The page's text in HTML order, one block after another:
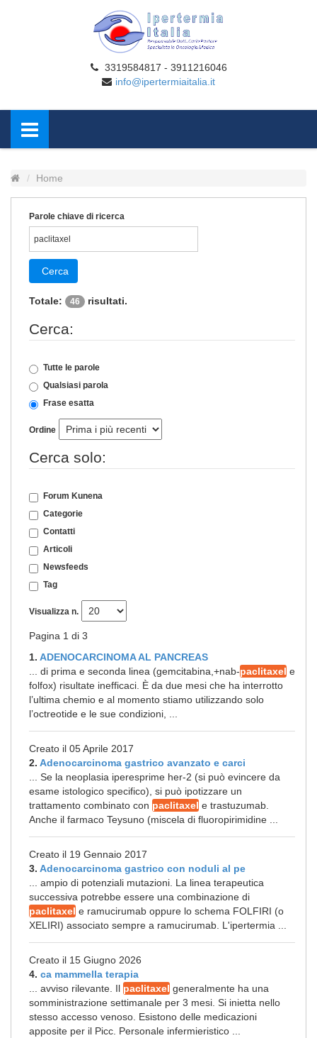
3319584817 - 3911216046
info@ipertermiaitalia.it
Home
Parole chiave di ricerca
Cerca
Totale: 46 risultati.
Cerca:
Tutte le parole
Qualsiasi parola
Frase esatta
Ordine
Cerca solo:
Forum Kunena
Categorie
Contatti
Articoli
Newsfeeds
Tag
Visualizza n.
Pagina 1 di 3
1. ADENOCARCINOMA AL PANCREAS
... di prima e seconda linea (gemcitabina,+nab-paclitaxel e
folfox) risultate inefficaci. È da due mesi che ha interrotto
l’ultima chemio e al momento stiamo utilizzando solo
l’octreotide e le sue condizioni, ...
Creato il 05 Aprile 2017
2. Adenocarcinoma gastrico avanzato e carci
... Se la neoplasia iperesprime her-2 (si può evincere da
esame istologico specifico), si può ipotizzare un
trattamento combinato con paclitaxel e trastuzumab.
Anche il farmaco Teysuno (miscela di fluoropirimidine ...
Creato il 19 Gennaio 2017
3. Adenocarcinoma gastrico con noduli al pe
... ampio di potenziali mutazioni. La linea terapeutica
successiva potrebbe essere una combinazione di
paclitaxel e ramucirumab oppure lo schema FOLFIRI (o
XELIRI) associato sempre a ramucirumab. L'ipertermia ...
Creato il 15 Giugno 2026
4. ca mammella terapia
... avviso rilevante. Il paclitaxel generalmente ha una
somministrazione settimanale per 3 mesi. Si inietta nello
stesso accesso venoso. Esistono delle medicazioni
apposite per il Picc. Personale infermieristico ...